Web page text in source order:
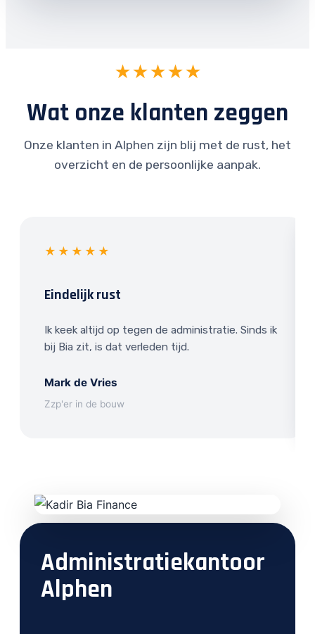
★★★★★
Wat onze klanten zeggen
Onze klanten in Alphen zijn blij met de rust, het
overzicht en de persoonlijke aanpak.
★★★★★
Eindelijk rust
Ik keek altijd op tegen de administratie. Sinds ik
bij Bia zit, is dat verleden tijd.
Mark de Vries
Zzp'er in de bouw
Administratiekantoor
Alphen